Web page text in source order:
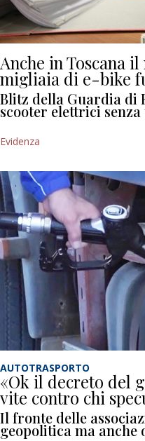
Anche in Toscana
migliaia di e-bike
Blitz della Guardia di
scooter elettrici
Evidenza
AUTOTRASPORTO
«Ok il decreto del
vite contro chi
Il fronte delle
geopolitica ma anche